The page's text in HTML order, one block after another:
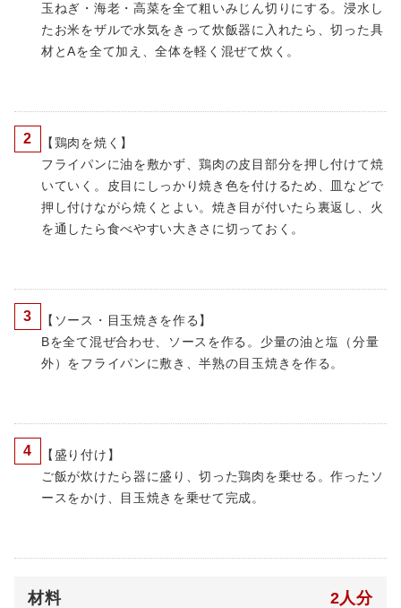
玉ねぎ・海老・高菜を全て粗いみじん切りにする。浸水し
たお米をザルで水気をきって炊飯器に入れたら、切った具
材とAを全て加え、全体を軽く混ぜて炊く。
2
【鶏肉を焼く】
フライパンに油を敷かず、鶏肉の皮目部分を押し付けて焼
いていく。皮目にしっかり焼き色を付けるため、皿などで
押し付けながら焼くとよい。焼き目が付いたら裏返し、火
を通したら食べやすい大きさに切っておく。
3
【ソース・目玉焼きを作る】
Bを全て混ぜ合わせ、ソースを作る。少量の油と塩（分量
外）をフライパンに敷き、半熟の目玉焼きを作る。
4
【盛り付け】
ご飯が炊けたら器に盛り、切った鶏肉を乗せる。作ったソ
ースをかけ、目玉焼きを乗せて完成。
材料 2人分